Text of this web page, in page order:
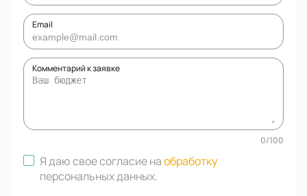
Email
Комментарий к заявке
0/100
Я даю свое согласие наобработку
персональных данных.